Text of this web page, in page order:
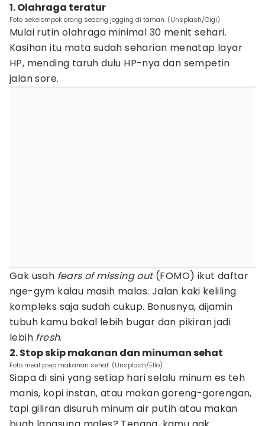
1. Olahraga teratur
Foto sekelompok orang sedang jogging di taman. (Unsplash/Gigi)
Mulai rutin olahraga minimal 30 menit sehari.
Kasihan itu mata sudah seharian menatap layar
HP, mending taruh dulu HP-nya dan sempetin
jalan sore.
Gak usah fears of missing out(FOMO) ikut daftar
nge-gym kalau masih malas. Jalan kaki keliling
kompleks saja sudah cukup. Bonusnya, dijamin
tubuh kamu bakal lebih bugar dan pikiran jadi
lebih fresh.
2. Stop skip makanan dan minuman sehat
Foto meal prep makanan sehat. (Unsplash/Ello)
Siapa di sini yang setiap hari selalu minum es teh
manis, kopi instan, atau makan goreng-gorengan,
tapi giliran disuruh minum air putih atau makan